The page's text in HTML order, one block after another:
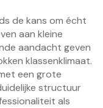
de kans om écht
aan kleine
aandacht geven
klassenklimaat.
een grote
structuur
als